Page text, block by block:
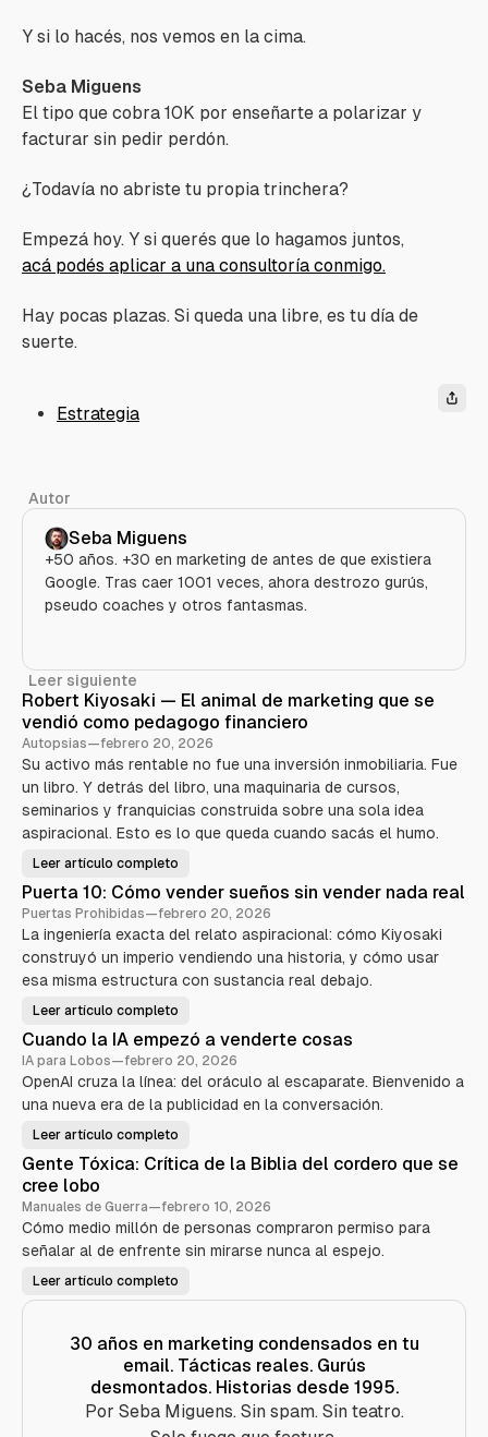
Y si lo hacés, nos vemos en la cima.
Seba Miguens
El tipo que cobra 10K por enseñarte a polarizar y
facturar sin pedir perdón.
¿Todavía no abriste tu propia trinchera?
Empezá hoy. Y si querés que lo hagamos juntos,
acá podés aplicar a una consultoría conmigo.
Hay pocas plazas. Si queda una libre, es tu día de
suerte.
Estrategia
Autor
Seba Miguens
+50 años. +30 en marketing de antes de que existiera
Google. Tras caer 1001 veces, ahora destrozo gurús,
pseudo coaches y otros fantasmas.
Leer siguiente
Robert Kiyosaki — El animal de marketing que se
vendió como pedagogo financiero
Autopsias—febrero 20, 2026
Su activo más rentable no fue una inversión inmobiliaria. Fue
un libro. Y detrás del libro, una maquinaria de cursos,
seminarios y franquicias construida sobre una sola idea
aspiracional. Esto es lo que queda cuando sacás el humo.
R
b
e
r
t
i
o
a
i
E
l
a
n
m
a
d
a
r
k
e
t
n
g
e
s
e
n
d
Leer artículo completo
Puerta 10: Cómo vender sueños sin vender nada real
Puertas Prohibidas—febrero 20, 2026
La ingeniería exacta del relato aspiracional: cómo Kiyosaki
construyó un imperio vendiendo una historia, y cómo usar
esa misma estructura con sustancia real debajo.
P
e
r
t
a
0
C
m
o
e
n
d
e
r
u
e
ñ
s
v
e
n
d
Leer artículo completo
Cuando la IA empezó a venderte cosas
IA para Lobos—febrero 20, 2026
OpenAI cruza la línea: del oráculo al escaparate. Bienvenido a
una nueva era de la publicidad en la conversación.
C
a
o
a
I
A
m
p
ó
a
n
e
Leer artículo completo
Gente Tóxica: Crítica de la Biblia del cordero que se
cree lobo
Manuales de Guerra—febrero 10, 2026
Cómo medio millón de personas compraron permiso para
señalar al de enfrente sin mirarse nunca al espejo.
G
e
e
T
i
a
Leer artículo completo
30 años en marketing condensados en tu
email. Tácticas reales. Gurús
desmontados. Historias desde 1995.
Por Seba Miguens. Sin spam. Sin teatro.